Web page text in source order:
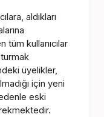
aldıkları
kullanıcılar
üyelikler,
için yeni
eski